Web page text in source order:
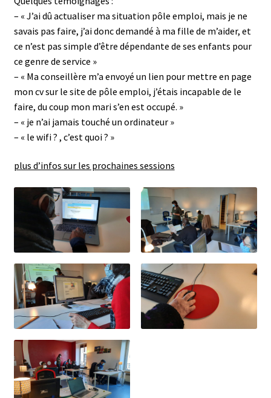
– « J’ai dû actualiser ma situation pôle emploi, mais je ne
savais pas faire, j’ai donc demandé à ma fille de m’aider, et
ce n’est pas simple d’être dépendante de ses enfants pour
ce genre de service »
– « Ma conseillère m’a envoyé un lien pour mettre en page
mon cv sur le site de pôle emploi, j’étais incapable de le
faire, du coup mon mari s’en est occupé. »
– « je n’ai jamais touché un ordinateur »
– « le wifi ? , c’est quoi ? »
plus d’infos sur les prochaines sessions